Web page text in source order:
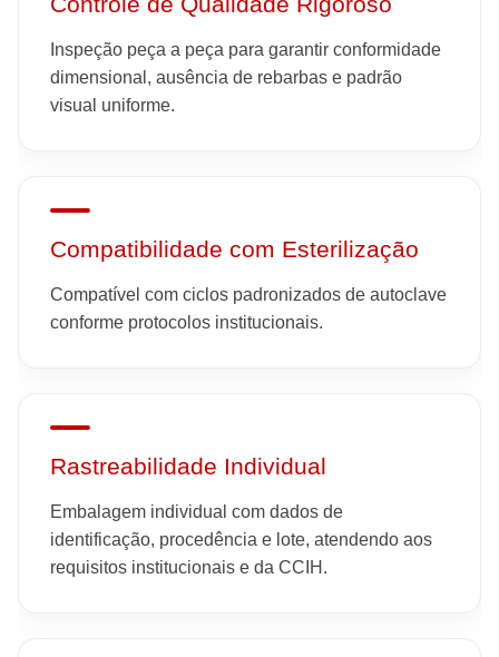
Inspeção peça a peça para garantir conformidade
dimensional, ausência de rebarbas e padrão
visual uniforme.
Compatibilidade com Esterilização
Compatível com ciclos padronizados de autoclave
conforme protocolos institucionais.
Rastreabilidade Individual
Embalagem individual com dados de
identificação, procedência e lote, atendendo aos
requisitos institucionais e da CCIH.